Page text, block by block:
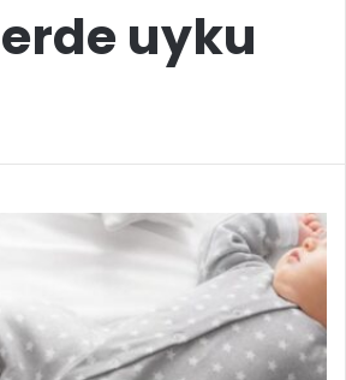
uyku